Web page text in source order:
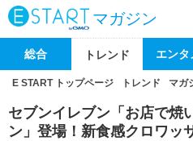
マガジン
総合 トレンド エンタ
E START トップページ トレンド マガ
セブンイレブン「お店で焼
ン」登場！新食感クロワッ